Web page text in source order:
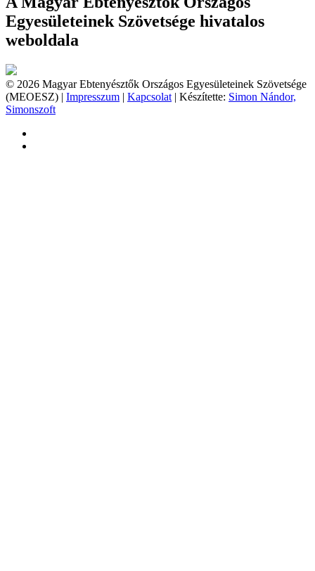
Egyesületeinek Szövetsége hivatalos
weboldala
© 2026 Magyar Ebtenyésztők Országos Egyesületeinek Szövetsége
(MEOESZ) | Impresszum | Kapcsolat | Készítette: Simon Nándor,
Simonszoft